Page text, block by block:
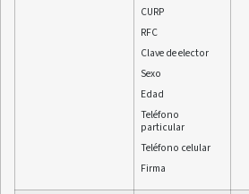
CURP
RFC
Clave de elector
Sexo
Edad
Teléfono
particular
Teléfono celular
Firma